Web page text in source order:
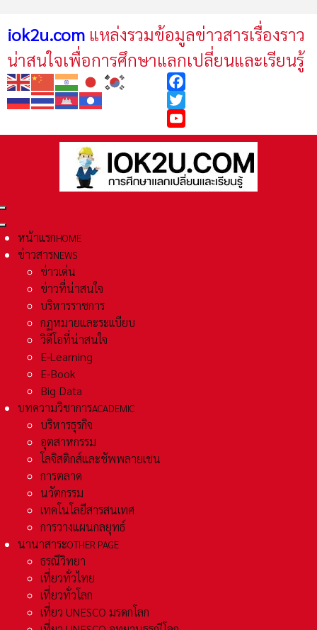
iok2u.com แหล่งรวมข้อมูลข่าวสารเรื่องราว
น่าสนใจเพื่อการศึกษาแลกเปลี่ยนและเรียนรู้
Facebook
Twitter
YouTube
หน้าแรกHOME
ข่าวสารNEWS
ข่าวเด่น
ข่าวที่น่าสนใจ
บริหารราชการ
กฏหมายและระเเบียบ
วิดีโอที่น่าสนใจ
E-Learning
E-Book
Big Data
บทความวิชาการACADEMIC
บริหารธุรกิจ
อุตสาหกรรม
โลจิสติกส์และชัพพลายเชน
การตลาด
นวัตกรรม
เทคโนโลยีสารสนเทศ
การวางแผนกลยุทธ์
นานาสาระOTHER PAGE
ธรณีวิทยา
เที่ยวทั่วไทย
เที่ยวทั่วโลก
เที่ยว UNESCO มรดกโลก